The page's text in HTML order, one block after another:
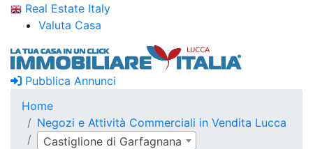
Real Estate Italy
Valuta Casa
Pubblica Annunci
Home
Negozi e Attività Commerciali in Vendita Lucca
Castiglione di Garfagnana